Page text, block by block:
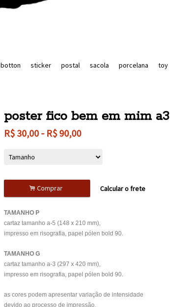
botton sticker postal sacola porcelana toy
poster fico bem em mim a3
R$ 30,00 - R$ 90,00
. Comprar Calcular o frete
TAMANHO P
cartaz tamanho a-5 (148 x 210 mm),
impresso em risografia, papel pólen bold 90.
TAMANHO G
cartaz tamanho a-3 (297 x 420 mm),
impresso em risografia, papel pólen bold 90.
as cores podem apresentar variação de intensidade
devido ao processo de impressão.